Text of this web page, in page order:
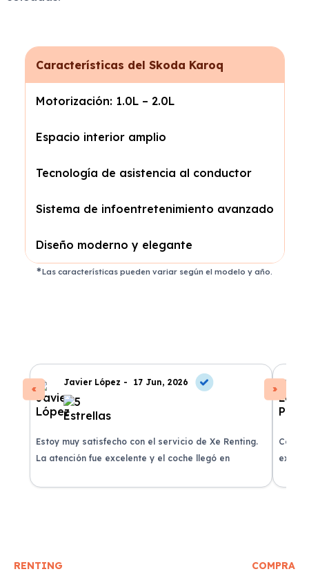
Características del Skoda Karoq
Motorización: 1.0L – 2.0L
Espacio interior amplio
Tecnología de asistencia al conductor
Sistema de infoentretenimiento avanzado
Diseño moderno y elegante
Las características pueden variar según el modelo y año.
Javier López - 17 Jun, 2026
Estoy muy satisfecho con el servicio de Xe Renting.
La atención fue excelente y el coche llegó en
RENTING COMPRA